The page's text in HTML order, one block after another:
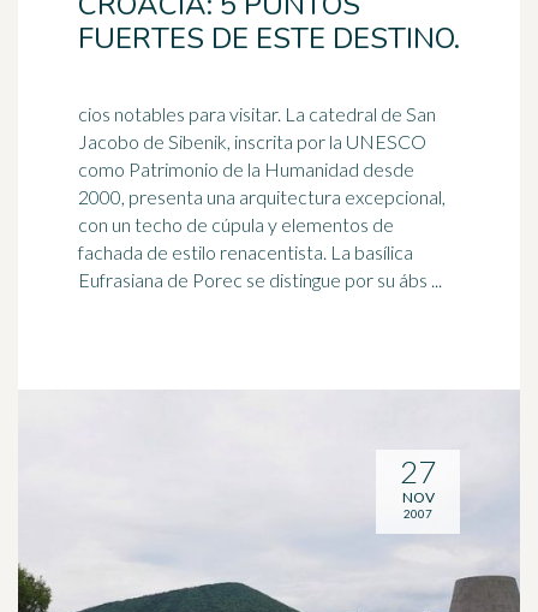
FUERTES DE ESTE DESTINO.
cios notables para visitar. La catedral de San
Jacobo de Sibenik, inscrita por la UNESCO
como Patrimonio de la Humanidad desde
2000, presenta una arquitectura excepcional,
con un techo de cúpula y elementos de
fachada de estilo renacentista. La basílica
Eufrasiana de Porec se distingue por su ábs ...
27
NOV
2007